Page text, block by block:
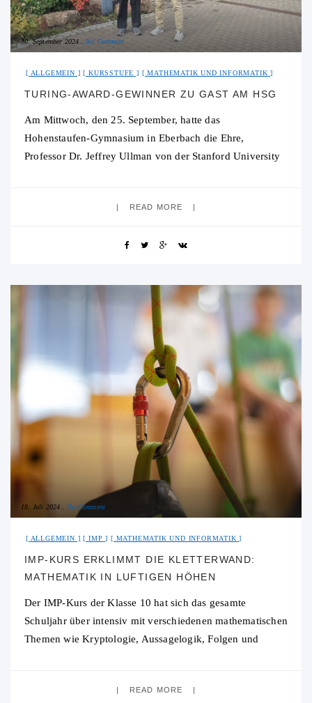
30. September 2024 No Comment
ALLGEMEIN KURSSTUFE MATHEMATIK UND INFORMATIK
TURING-AWARD-GEWINNER ZU GAST AM HSG
Am Mittwoch, den 25. September, hatte das
Hohenstaufen-Gymnasium in Eberbach die Ehre,
Professor Dr. Jeffrey Ullman von der Stanford University
READ MORE
18. Juli 2024 No Comment
ALLGEMEIN IMP MATHEMATIK UND INFORMATIK
IMP-KURS ERKLIMMT DIE KLETTERWAND:
MATHEMATIK IN LUFTIGEN HÖHEN
Der IMP-Kurs der Klasse 10 hat sich das gesamte
Schuljahr über intensiv mit verschiedenen mathematischen
Themen wie Kryptologie, Aussagelogik, Folgen und
READ MORE